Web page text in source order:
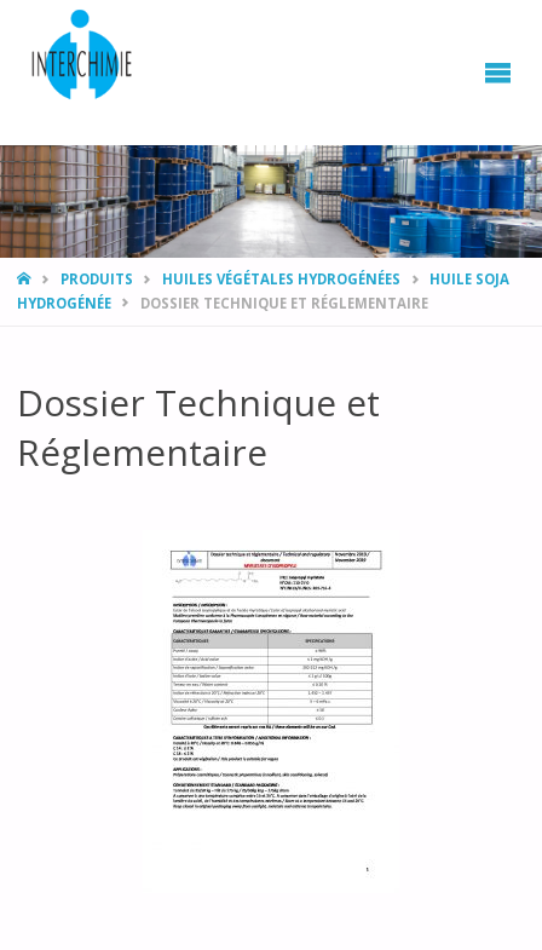
HOMEPRODUITS HUILES VÉGÉTALES HYDROGÉNÉES
HUILE SOJA
HYDROGÉNÉE
DOSSIER TECHNIQUE ET RÉGLEMENTAIRE
Dossier Technique et
Réglementaire